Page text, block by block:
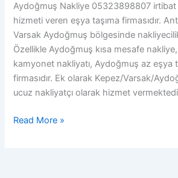
Aydoğmuş Nakliye 05323898807 irtibat
hizmeti veren eşya taşıma firmasıdır.
Varsak Aydoğmuş bölgesinde
Özellikle Aydoğmuş kısa mesafe
kamyonet nakliyatı, Aydoğmuş az eşya
firmasıdır. Ek olarak Kepez/Varsak/
ucuz nakliyatçı olarak hizmet
Aydoğmuş
Read More »